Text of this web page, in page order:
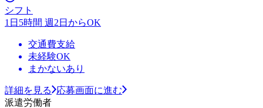
シフト
1日5時間 週2日からOK
交通費支給
未経験OK
まかないあり
詳細を見る
応募画面に進む
派遣労働者